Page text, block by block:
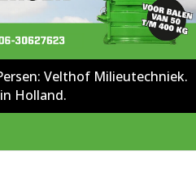
Velthof Milieutechniek.
Holland.